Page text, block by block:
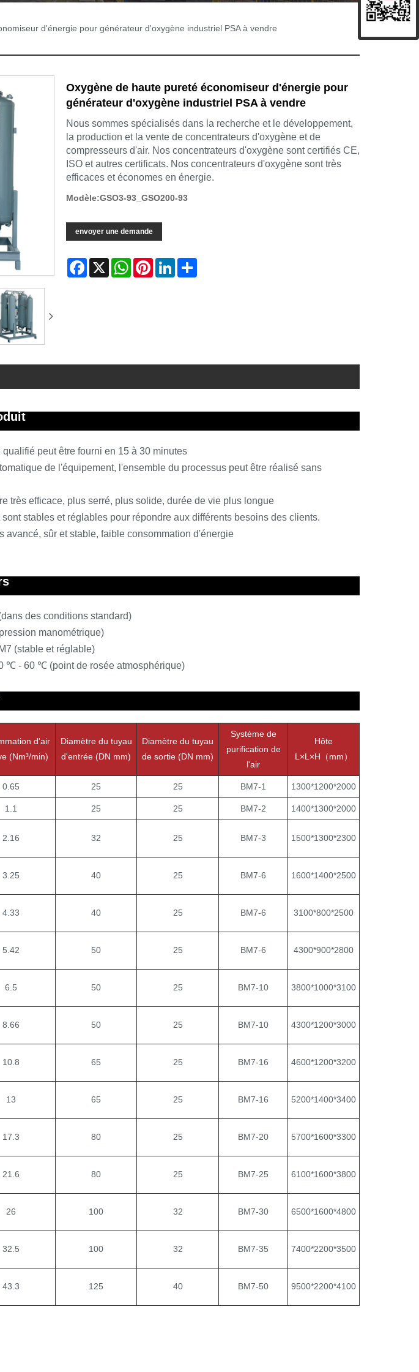
d'énergie pour générateur d'oxygène industriel PSA à vendre
Oxygène de haute pureté économiseur d'énergie pour
générateur d'oxygène industriel PSA à vendre
Nous sommes spécialisés dans la recherche et le développement,
la production et la vente de concentrateurs d'oxygène et de
compresseurs d'air. Nos concentrateurs d'oxygène sont certifiés CE,
ISO et autres certificats. Nos concentrateurs d'oxygène sont très
efficaces et économes en énergie.
Modèle:GSO3-93_GSO200-93
envoyer une demande
Facebook
X WhatsAppPinterestLinkedInShare
peut être fourni en 15 à 30 minutes
de l'équipement, l'ensemble du processus peut être réalisé sans
très efficace, plus serré, plus solide, durée de vie plus longue
stables et réglables pour répondre aux différents besoins des clients.
avancé, sûr et stable, faible consommation d'énergie
des conditions standard)
manométrique)
(stable et réglable)
℃ - 60 ℃ (point de rosée atmosphérique)
d'air
(Nm³/min)
Diamètre du tuyau
d'entrée (DN mm)
Diamètre du tuyau
de sortie (DN mm)
Système de
purification de
l'air
Hôte
L×L×H（mm）
0.65 25 25 BM7-1 1300*1200*2000
1.1 25 25 BM7-2 1400*1300*2000
2.16 32 25 BM7-3 1500*1300*2300
3.25 40 25 BM7-6 1600*1400*2500
4.33 40 25 BM7-6 3100*800*2500
5.42 50 25 BM7-6 4300*900*2800
6.5 50 25 BM7-10 3800*1000*3100
8.66 50 25 BM7-10 4300*1200*3000
10.8 65 25 BM7-16 4600*1200*3200
13 65 25 BM7-16 5200*1400*3400
17.3 80 25 BM7-20 5700*1600*3300
21.6 80 25 BM7-25 6100*1600*3800
26 100 32 BM7-30 6500*1600*4800
32.5 100 32 BM7-35 7400*2200*3500
43.3 125 40 BM7-50 9500*2200*4100